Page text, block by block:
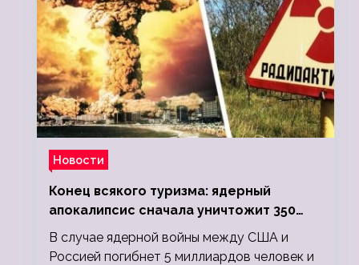
Новости
Конец всякого туризма: ядерный
апокалипсис сначала уничтожит 350
миллионов, а потом 5 миллиардов
людей
В случае ядерной войны между США и
Россией погибнет 5 миллиардов человек и